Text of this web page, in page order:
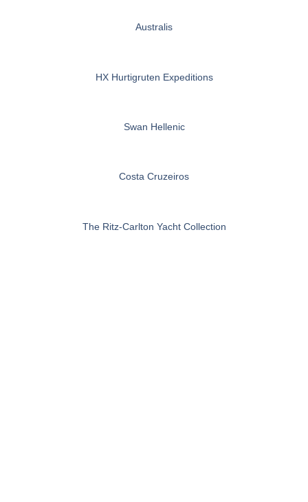
Australis
HX Hurtigruten Expeditions
Swan Hellenic
Costa Cruzeiros
The Ritz-Carlton Yacht Collection